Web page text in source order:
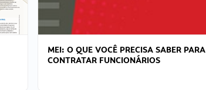
MEI: O QUE VOCÊ PRECISA SABER PARA
CONTRATAR FUNCIONÁRIOS